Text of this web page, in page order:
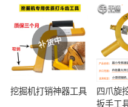
挖掘机打销神器工具
四爪旋
扳手工